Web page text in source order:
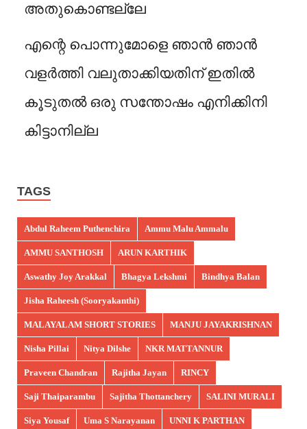
അതുകൊണ്ടല്ലേ
എന്റെ പൊന്നുമോളെ ഞാൻ ഞാൻ
വളർത്തി വലുതാക്കിയതിന് ഇതിൽ
കൂടുതൽ ഒരു സന്തോഷം എനിക്കിനി
കിട്ടാനില്ല
TAGS
Abdul Raheem Puthenchira Ammu Malu Ammalu
AMMU SANTHOSH ARUN KARTHIK
Aswathy Joy Arakkal Bhagya Lekshmi Bindhya Balan
Jisha Raheesh (Sooryakanthi)
MALAYALAM SHORT STORIES MANJU JAYAKRISHNAN
Nisha Pillai Nitya Dilshe NKR MATTANNUR
Praveen Chandran Rajitha Jayan RINCY
Saji Thaiparambu Sajitha Thottanchery SALINI MURALI
Siya Yousaf Uma S Narayanan UNNI K PARTHAN